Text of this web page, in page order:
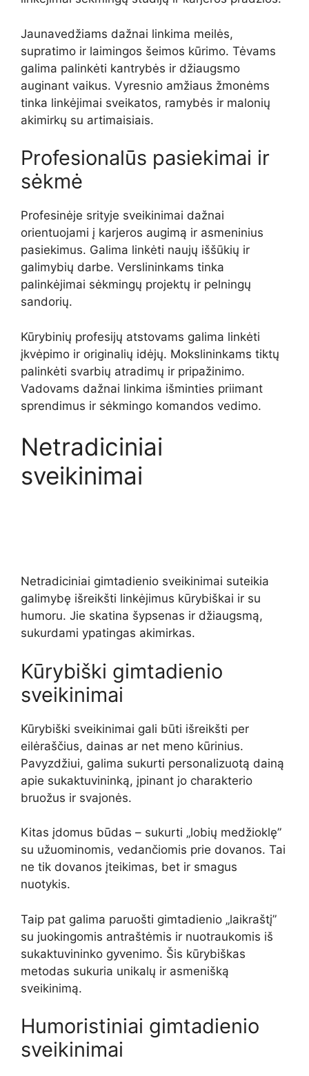
Jaunavedžiams dažnai linkima meilės,
supratimo ir laimingos šeimos kūrimo. Tėvams
galima palinkėti kantrybės ir džiaugsmo
auginant vaikus. Vyresnio amžiaus žmonėms
tinka linkėjimai sveikatos, ramybės ir malonių
akimirkų su artimaisiais.
Profesionalūs pasiekimai ir
sėkmė
Profesinėje srityje sveikinimai dažnai
orientuojami į karjeros augimą ir asmeninius
pasiekimus. Galima linkėti naujų iššūkių ir
galimybių darbe. Verslininkams tinka
palinkėjimai sėkmingų projektų ir pelningų
sandorių.
Kūrybinių profesijų atstovams galima linkėti
įkvėpimo ir originalių idėjų. Mokslininkams tiktų
palinkėti svarbių atradimų ir pripažinimo.
Vadovams dažnai linkima išminties priimant
sprendimus ir sėkmingo komandos vedimo.
Netradiciniai
sveikinimai
Netradiciniai gimtadienio sveikinimai suteikia
galimybę išreikšti linkėjimus kūrybiškai ir su
humoru. Jie skatina šypsenas ir džiaugsmą,
sukurdami ypatingas akimirkas.
Kūrybiški gimtadienio
sveikinimai
Kūrybiški sveikinimai gali būti išreikšti per
eilėraščius, dainas ar net meno kūrinius.
Pavyzdžiui, galima sukurti personalizuotą dainą
apie sukaktuvininką, įpinant jo charakterio
bruožus ir svajonės.
Kitas įdomus būdas – sukurti „lobių medžioklę”
su užuominomis, vedančiomis prie dovanos. Tai
ne tik dovanos įteikimas, bet ir smagus
nuotykis.
Taip pat galima paruošti gimtadienio „laikraštį”
su juokingomis antraštėmis ir nuotraukomis iš
sukaktuvininko gyvenimo. Šis kūrybiškas
metodas sukuria unikalų ir asmenišką
sveikinimą.
Humoristiniai gimtadienio
sveikinimai